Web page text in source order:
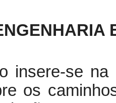
insere-se
os